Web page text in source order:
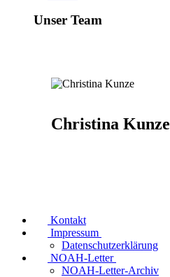
Unser Team
Christina Kunze
Kontakt
Impressum
Datenschutzerklärung
NOAH-Letter
NOAH-Letter-Archiv